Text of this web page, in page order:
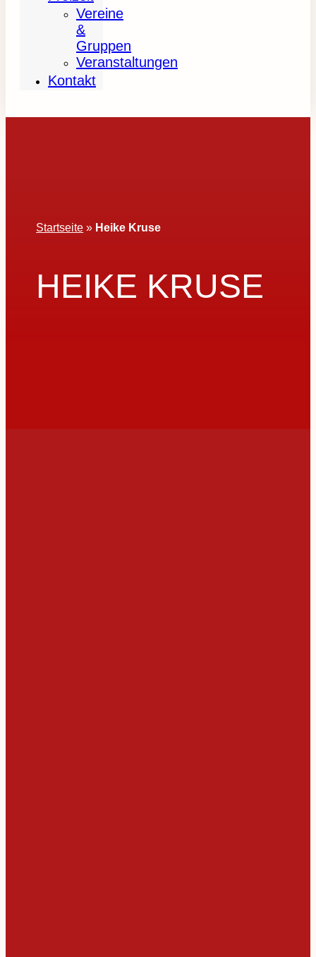
Vereine
&
Gruppen
Veranstaltungen
Kontakt
Startseite » Heike Kruse
HEIKE KRUSE